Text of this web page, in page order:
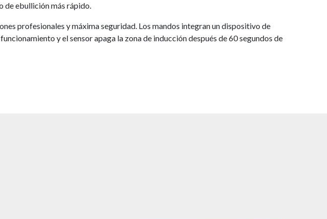
de ebullición más rápido.
profesionales y máxima seguridad. Los mandos integran un dispositivo de
y el sensor apaga la zona de inducción después de 60 segundos de